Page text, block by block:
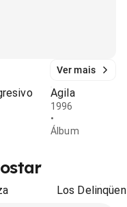
Ver mais
Agila
1996
•
Álbum
Los